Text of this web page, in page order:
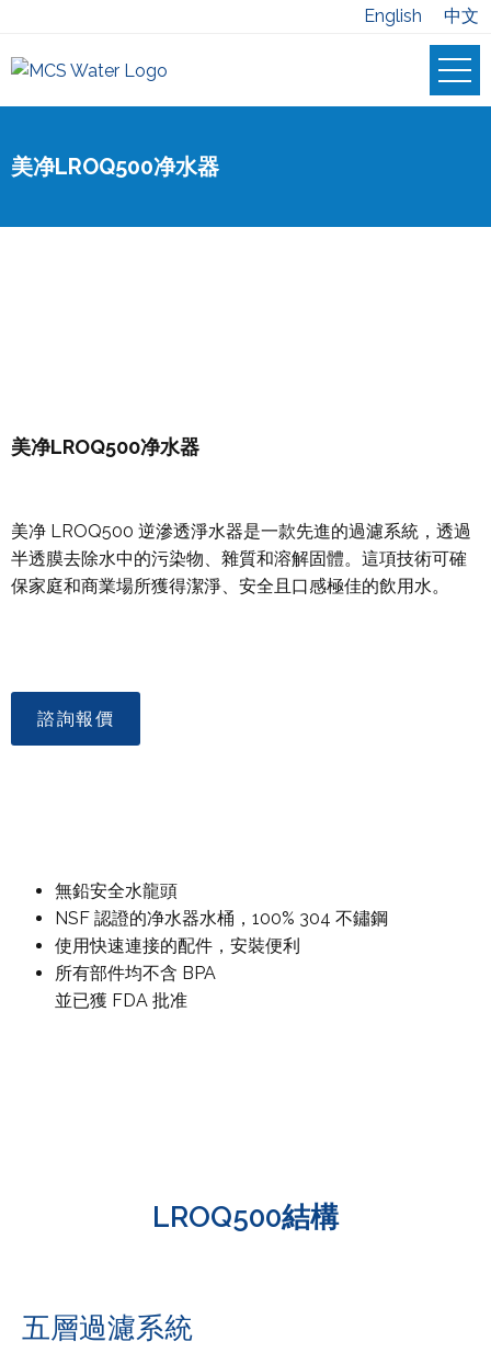
English 中文
美净LROQ500净水器
美净LROQ500净水器
美净 LROQ500 逆滲透淨水器是一款先進的過濾系統，透過
半透膜去除水中的污染物、雜質和溶解固體。這項技術可確
保家庭和商業場所獲得潔淨、安全且口感極佳的飲用水。
諮詢報價
無鉛安全水龍頭
NSF 認證的净水器水桶，100% 304 不鏽鋼
使用快速連接的配件，安裝便利
所有部件均不含 BPA
並已獲 FDA 批准
LROQ500結構
五層過濾系統